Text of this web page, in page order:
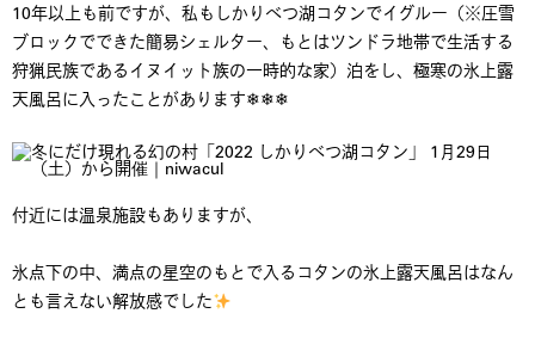
10年以上も前ですが、私もしかりべつ湖コタンでイグルー（※圧雪
ブロックでできた簡易シェルター、もとはツンドラ地帯で生活する
狩猟民族であるイヌイット族の一時的な家）泊をし、極寒の氷上露
天風呂に入ったことがあります❄❄❄
付近には温泉施設もありますが、
氷点下の中、満点の星空のもとで入るコタンの氷上露天風呂はなん
とも言えない解放感でした